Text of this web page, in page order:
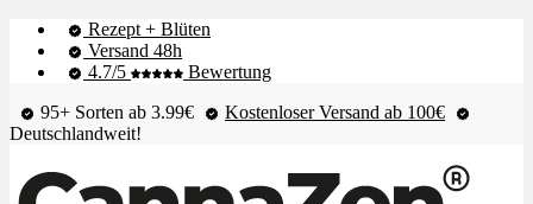
Rezept + Blüten
Versand 48h
4.7/5
Bewertung
95+ Sorten ab 3.99€
Kostenloser Versand ab 100€
Deutschlandweit!